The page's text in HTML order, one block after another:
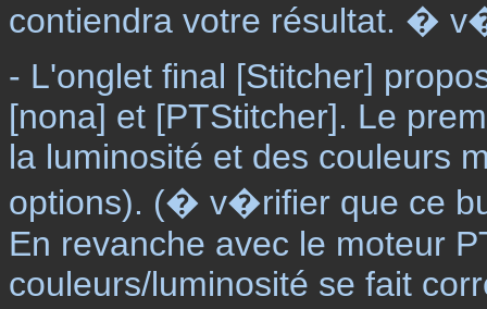
contiendra votre résultat. �
- L'onglet final [Stitcher]
[nona] et [PTStitcher]. Le
la luminosité et des couleurs
options). (� v�rifier que ce
En revanche avec le moteur
couleurs/luminosité se fait